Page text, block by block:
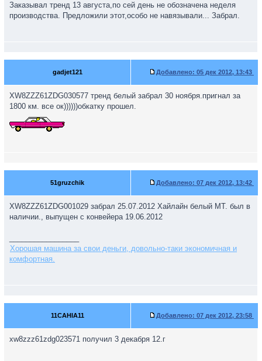
Заказывал тренд 13 августа,по сей день не обозначена неделя
производства. Предложили этот,особо не навязывали... Забрал.
gadjet121 Добавлено: 05 дек 2012, 13:43
XW8ZZZ61ZDG030577 тренд белый забрал 30 ноября.пригнал за
1800 км. все ок))))))обкатку прошел.
51gruzchik Добавлено: 07 дек 2012, 13:42
XW8ZZZ61ZDG001029 забрал 25.07.2012 Хайлайн белый МТ. был в
наличии., выпущен с конвейера 19.06.2012
Хорошая машина за свои деньги, довольно-таки экономичная и
комфортная.
11CAHIA11 Добавлено: 07 дек 2012, 23:58
xw8zzz61zdg023571 получил 3 декабря 12.г